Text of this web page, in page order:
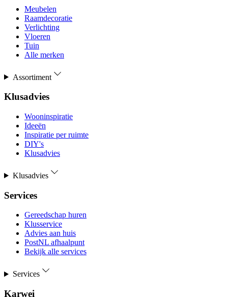
Meubelen
Raamdecoratie
Verlichting
Vloeren
Tuin
Alle merken
Assortiment
Klusadvies
Wooninspiratie
Ideeën
Inspiratie per ruimte
DIY's
Klusadvies
Klusadvies
Services
Gereedschap huren
Klusservice
Advies aan huis
PostNL afhaalpunt
Bekijk alle services
Services
Karwei